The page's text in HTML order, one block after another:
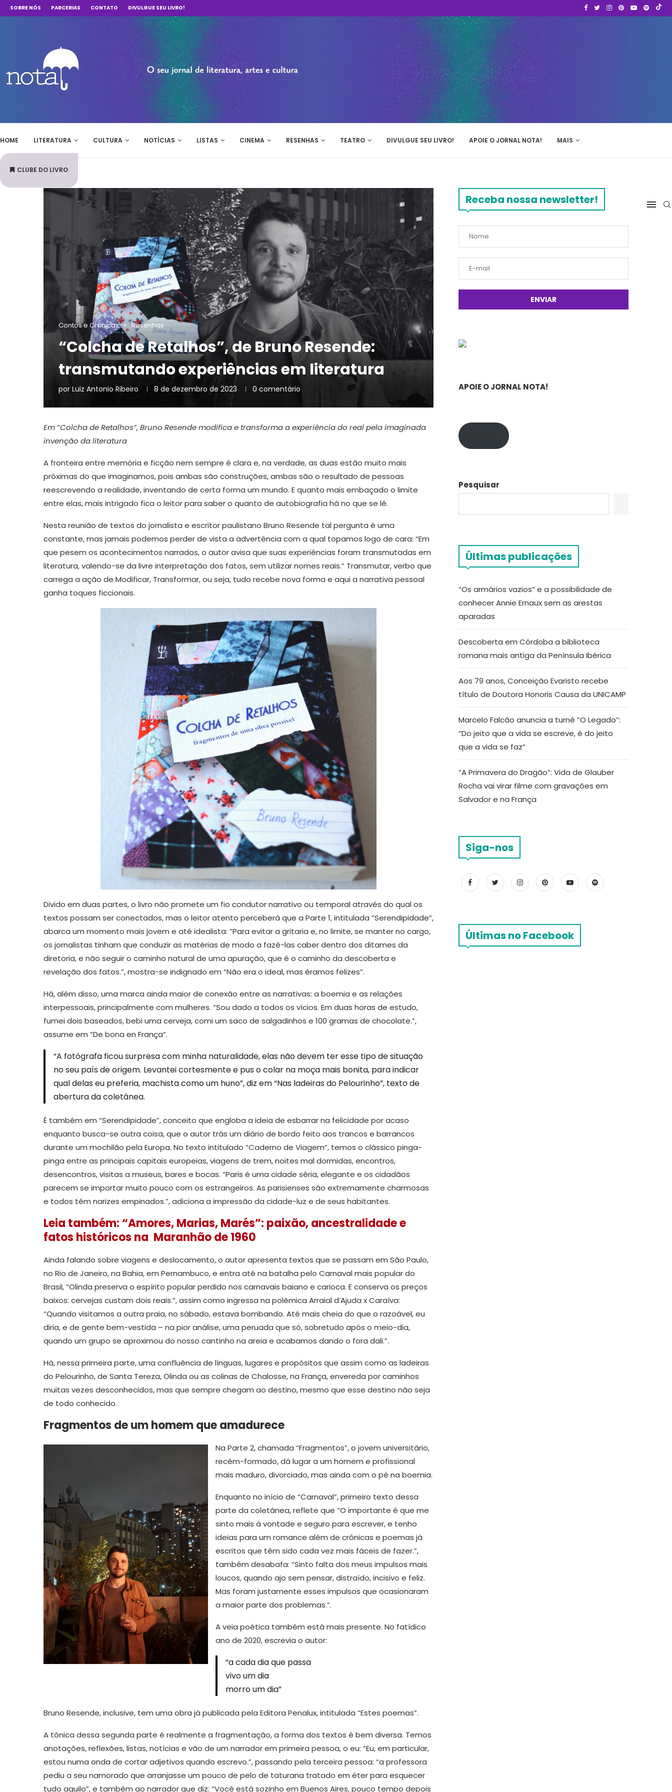
SOBRE NÓS PARCERIAS CONTATO DIVULGUE SEU LIVRO!
HOME LITERATURA CULTURA NOTÍCIAS LISTAS CINEMA RESENHAS TEATRO DIVULGUE SEU LIVRO! APOIE O JORNAL NOTA! MAIS
CLUBE DO LIVRO
Contos e Crônicas Resenhas
“Colcha de Retalhos”, de Bruno Resende:
transmutando experiências em literatura
por Luiz Antonio Ribeiro 8 de dezembro de 2023 0 comentário
Em “Colcha de Retalhos”, Bruno Resende modifica e transforma a experiência do real pela imaginada
invenção da literatura
A fronteira entre memória e ficção nem sempre é clara e, na verdade, as duas estão muito mais
próximas do que imaginamos, pois ambas são construções, ambas são o resultado de pessoas
reescrevendo a realidade, inventando de certa forma um mundo. E quanto mais embaçado o limite
entre elas, mais intrigado fica o leitor para saber o quanto de autobiografia há no que se lê.
Nesta reunião de textos do jornalista e escritor paulistano Bruno Resende tal pergunta é uma
constante, mas jamais podemos perder de vista a advertência com a qual topamos logo de cara: “Em
que pesem os acontecimentos narrados, o autor avisa que suas experiências foram transmutadas em
literatura, valendo-se da livre interpretação dos fatos, sem utilizar nomes reais.” Transmutar, verbo que
carrega a ação de Modificar, Transformar, ou seja, tudo recebe nova forma e aqui a narrativa pessoal
ganha toques ficcionais.
Divido em duas partes, o livro não promete um fio condutor narrativo ou temporal através do qual os
textos possam ser conectados, mas o leitor atento perceberá que a Parte 1, intitulada “Serendipidade”,
abarca um momento mais jovem e até idealista: “Para evitar a gritaria e, no limite, se manter no cargo,
os jornalistas tinham que conduzir as matérias de modo a fazê-las caber dentro dos ditames da
diretoria, e não seguir o caminho natural de uma apuração, que é o caminho da descoberta e
revelação dos fatos.”, mostra-se indignado em “Não era o ideal, mas éramos felizes”.
Há, além disso, uma marca ainda maior de conexão entre as narrativas: a boemia e as relações
interpessoais, principalmente com mulheres. “Sou dado a todos os vícios. Em duas horas de estudo,
fumei dois baseados, bebi uma cerveja, comi um saco de salgadinhos e 100 gramas de chocolate.”,
assume em “De bona en França”.
“A fotógrafa ficou surpresa com minha naturalidade, elas não devem ter esse tipo de situação
no seu país de origem. Levantei cortesmente e pus o colar na moça mais bonita, para indicar
qual delas eu preferia, machista como um huno”, diz em “Nas ladeiras do Pelourinho”, texto de
abertura da coletânea.
É também em “Serendipidade”, conceito que engloba a ideia de esbarrar na felicidade por acaso
enquanto busca-se outra coisa, que o autor trás um diário de bordo feito aos trancos e barrancos
durante um mochilão pela Europa. No texto intitulado “Caderno de Viagem”, temos o clássico pinga-
pinga entre as principais capitais europeias, viagens de trem, noites mal dormidas, encontros,
desencontros, visitas a museus, bares e bocas. “Paris é uma cidade séria, elegante e os cidadãos
parecem se importar muito pouco com os estrangeiros. As parisienses são extremamente charmosas
e todos têm narizes empinados.”, adiciona a impressão da cidade-luz e de seus habitantes.
Leia também: “Amores, Marias, Marés”: paixão, ancestralidade e
fatos históricos na Maranhão de 1960
Ainda falando sobre viagens e deslocamento, o autor apresenta textos que se passam em São Paulo,
no Rio de Janeiro, na Bahia, em Pernambuco, e entra até na batalha pelo Carnaval mais popular do
Brasil, “Olinda preserva o espírito popular perdido nos carnavais baiano e carioca. E conserva os preços
baixos: cervejas custam dois reais.”, assim como ingressa na polêmica Arraial d’Ajuda x Caraíva:
“Quando visitamos a outra praia, no sábado, estava bombando. Até mais cheia do que o razoável, eu
diria, e de gente bem-vestida – na pior análise, uma peruada que só, sobretudo após o meio-dia,
quando um grupo se aproximou do nosso cantinho na areia e acabamos dando o fora dali.”.
Há, nessa primeira parte, uma confluência de línguas, lugares e propósitos que assim como as ladeiras
do Pelourinho, de Santa Tereza, Olinda ou as colinas de Chalosse, na França, envereda por caminhos
muitas vezes desconhecidos, mas que sempre chegam ao destino, mesmo que esse destino não seja
de todo conhecido.
Fragmentos de um homem que amadurece
Na Parte 2, chamada “Fragmentos”, o jovem universitário,
recém-formado, dá lugar a um homem e profissional
mais maduro, divorciado, mas ainda com o pé na boemia.
Enquanto no início de “Carnaval”, primeiro texto dessa
parte da coletânea, reflete que “O importante é que me
sinto mais à vontade e seguro para escrever, e tenho
ideias para um romance além de crônicas e poemas já
escritos que têm sido cada vez mais fáceis de fazer.”,
também desabafa: “Sinto falta dos meus impulsos mais
loucos, quando ajo sem pensar, distraído, incisivo e feliz.
Mas foram justamente esses impulsos que ocasionaram
a maior parte dos problemas.”.
A veia poética também está mais presente. No fatídico
ano de 2020, escrevia o autor:
“a cada dia que passa
vivo um dia
morro um dia”
Bruno Resende, inclusive, tem uma obra já publicada pela Editora Penalux, intitulada “Estes poemas”.
A tônica dessa segunda parte é realmente a fragmentação, a forma dos textos é bem diversa. Temos
anotações, reflexões, listas, notícias e vão de um narrador em primeira pessoa, o eu: “Eu, em particular,
estou numa onda de cortar adjetivos quando escrevo.”, passando pela terceira pessoa: “a professora
pediu a seu namorado que arranjasse um pouco de pelo de taturana tratado em éter para esquecer
tudo aquilo”, e também ao narrador que diz: “Você está sozinho em Buenos Aires, pouco tempo depois
Receba nossa newsletter!
APOIE O JORNAL NOTA!
Pesquisar
Últimas publicações
“Os armários vazios” e a possibilidade de
conhecer Annie Ernaux sem as arestas
aparadas
Descoberta em Córdoba a biblioteca
romana mais antiga da Península Ibérica
Aos 79 anos, Conceição Evaristo recebe
título de Doutora Honoris Causa da UNICAMP
Marcelo Falcão anuncia a turnê “O Legado”:
“Do jeito que a vida se escreve, é do jeito
que a vida se faz”
“A Primavera do Dragão”: Vida de Glauber
Rocha vai virar filme com gravações em
Salvador e na França
Siga-nos
Últimas no Facebook